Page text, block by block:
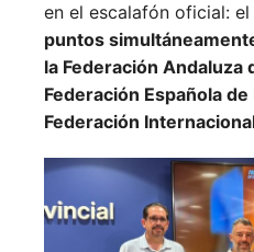
en el escalafón oficial:
puntos
la Federación Andaluza
Federación Española de
Federación